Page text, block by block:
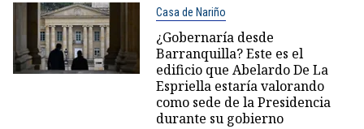
Casa de Nariño
¿Gobernaría desde
Barranquilla? Este es el
edificio que Abelardo De La
Espriella estaría valorando
como sede de la Presidencia
durante su gobierno